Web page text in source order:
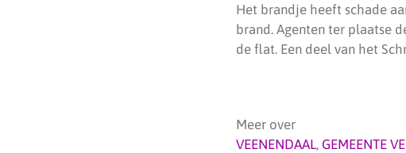
Het brandje heeft schade
brand. Agenten ter plaatse
de flat. Een deel van het
Meer over
VEENENDAAL, GEMEENTE